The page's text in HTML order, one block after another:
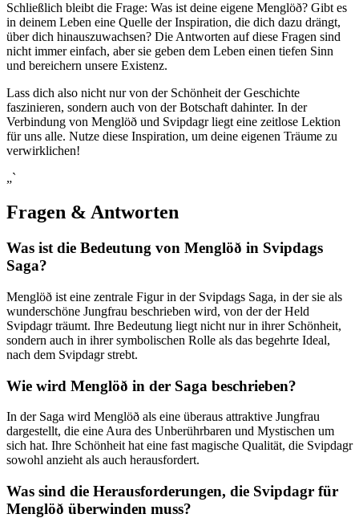
Schließlich bleibt die Frage: ⁣Was ist deine eigene Menglöð? Gibt es
in deinem Leben eine Quelle der Inspiration, die dich ⁣dazu drängt,
über dich hinauszuwachsen? Die ⁢Antworten auf diese Fragen sind
nicht immer einfach, aber sie geben dem‍ Leben einen tiefen Sinn⁤
und bereichern unsere‍ Existenz.
Lass dich also nicht nur von der Schönheit der Geschichte
faszinieren, sondern auch von⁣ der Botschaft dahinter. In der
Verbindung von Menglöð⁢ und Svipdagr liegt eine zeitlose ‌Lektion
für uns alle. Nutze diese Inspiration, um ‌deine ‌eigenen⁤ Träume zu
verwirklichen!
„`
Fragen & Antworten
Was ist die Bedeutung⁣ von Menglöð in Svipdags
Saga?
Menglöð ist eine zentrale Figur in der Svipdags Saga,‌ in der sie als
wunderschöne Jungfrau beschrieben wird, von der der ‌Held
Svipdagr träumt. Ihre Bedeutung liegt nicht nur in ihrer Schönheit,
sondern auch ⁤in ihrer symbolischen Rolle als das ‍begehrte Ideal,
nach dem Svipdagr strebt.
Wie ⁤wird Menglöð in⁣ der Saga beschrieben?
In der Saga wird Menglöð als eine überaus attraktive Jungfrau
dargestellt, ‌die⁣ eine Aura des Unberührbaren und Mystischen um
sich hat. Ihre Schönheit hat eine fast magische⁢ Qualität, die Svipdagr
sowohl anzieht als ⁣auch herausfordert.
Was sind ‍die Herausforderungen, die⁢ Svipdagr für
Menglöð überwinden muss?